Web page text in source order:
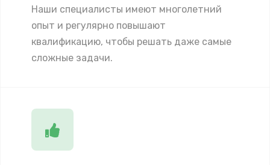
Наши специалисты имеют многолетний
опыт и регулярно повышают
квалификацию, чтобы решать даже самые
сложные задачи.